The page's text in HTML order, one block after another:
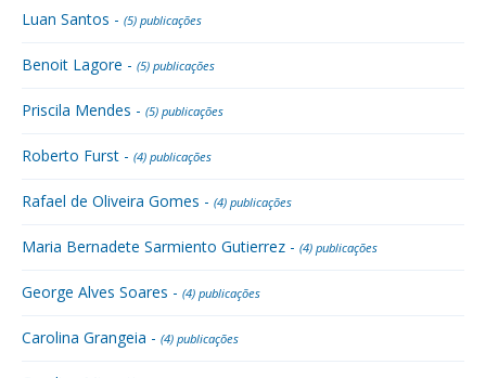
Luan Santos - (5) publicações
Benoit Lagore - (5) publicações
Priscila Mendes - (5) publicações
Roberto Furst - (4) publicações
Rafael de Oliveira Gomes - (4) publicações
Maria Bernadete Sarmiento Gutierrez - (4) publicações
George Alves Soares - (4) publicações
Carolina Grangeia - (4) publicações